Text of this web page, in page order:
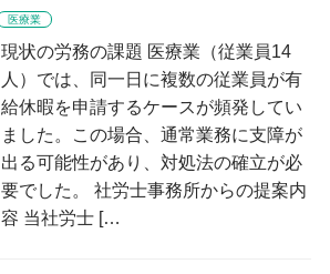
医療業
現状の労務の課題 医療業（従業員14
人）では、同一日に複数の従業員が有
給休暇を申請するケースが頻発してい
ました。この場合、通常業務に支障が
出る可能性があり、対処法の確立が必
要でした。 社労士事務所からの提案内
容 当社労士 […